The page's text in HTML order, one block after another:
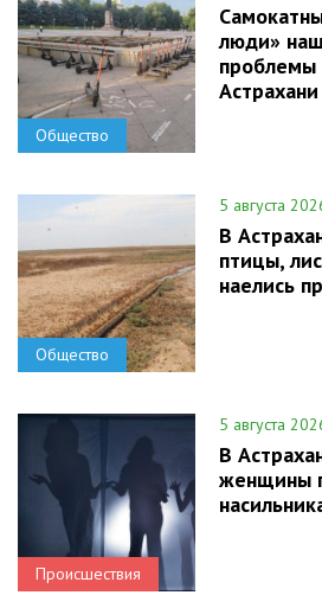
Общество
люди»
проблемы
Астрахани
Общество
5 августа
В
птицы,
наелись
Происшествия
5 августа
В
женщины